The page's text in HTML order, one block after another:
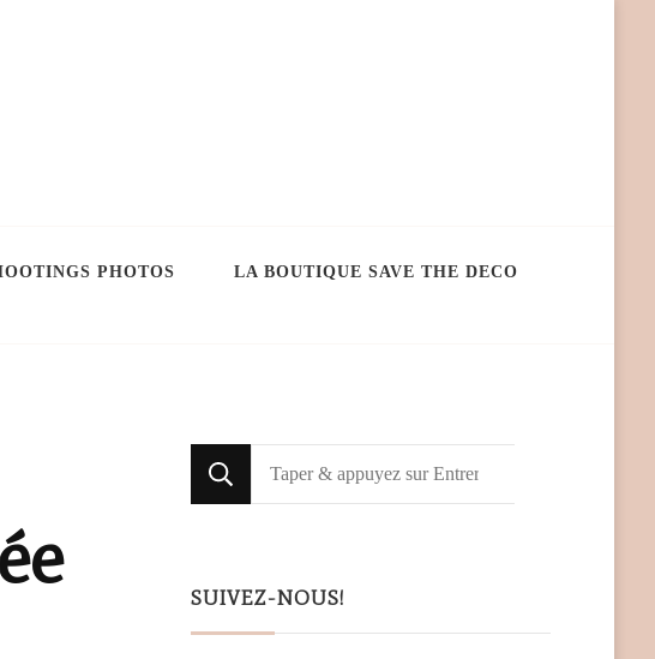
PHOTOS LA BOUTIQUE SAVE THE DECO
Looking
for
SUIVEZ-NOUS!